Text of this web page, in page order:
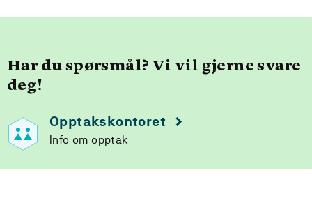
Har du spørsmål? Vi vil gjerne svare
deg!
Opptakskontoret
Info om opptak